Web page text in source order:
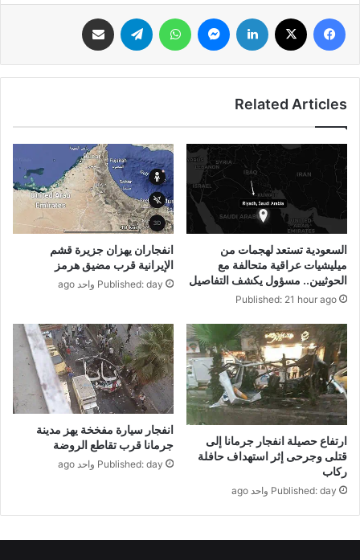
فيسبوك لينكدإن ماسنجر واتساب تيلقرام
Related Articles
السعودية تستعد لهجمات من
ميليشيات عراقية متحالفة مع
الحوثيين.. مسؤول يكشف التفاصيل
Published: 21 hour ago
انفجاران يهزان جزيرة قشم
الإيرانية قرب مضيق هرمز
Published: day واحد ago
ارتفاع حصيلة انفجار جرمانا إلى
قتلى وجرحى إثر استهداف حافلة
ركاب
Published: day واحد ago
انفجار سيارة مفخخة يهز مدينة
جرمانا قرب تقاطع الروضة
Published: day واحد ago